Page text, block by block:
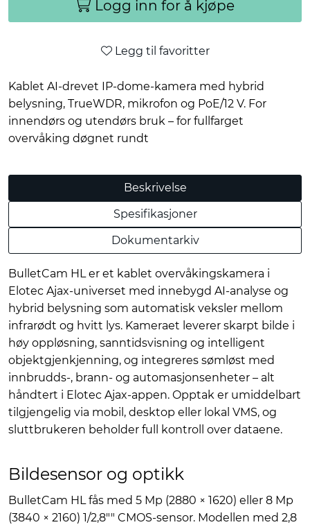
Logg inn for å kjøpe
Legg til favoritter
Kablet AI-drevet IP-dome-kamera med hybrid
belysning, TrueWDR, mikrofon og PoE/12 V. For
innendørs og utendørs bruk – for fullfarget
overvåking døgnet rundt
Beskrivelse
Spesifikasjoner
Dokumentarkiv
BulletCam HL er et kablet overvåkingskamera i
Elotec Ajax-universet med innebygd AI-analyse og
hybrid belysning som automatisk veksler mellom
infrarødt og hvitt lys. Kameraet leverer skarpt bilde i
høy oppløsning, sanntidsvisning og intelligent
objektgjenkjenning, og integreres sømløst med
innbrudds-, brann- og automasjonsenheter – alt
håndtert i Elotec Ajax-appen. Opptak er umiddelbart
tilgjengelig via mobil, desktop eller lokal VMS, og
sluttbrukeren beholder full kontroll over dataene.
Bildesensor og optikk
BulletCam HL fås med 5 Mp (2880 × 1620) eller 8 Mp
(3840 × 2160) 1/2,8"" CMOS-sensor. Modellen med 2,8